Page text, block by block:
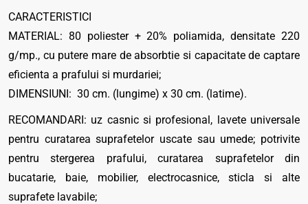
CARACTERISTICI
MATERIAL: 80 poliester + 20% poliamida, densitate 220
g/mp., cu putere mare de absorbtie si capacitate de captare
eficienta a prafului si murdariei;
DIMENSIUNI: 30 cm. (lungime) x 30 cm. (latime).
RECOMANDARI: uz casnic si profesional, lavete universale
pentru curatarea suprafetelor uscate sau umede; potrivite
pentru stergerea prafului, curatarea suprafetelor din
bucatarie, baie, mobilier, electrocasnice, sticla si alte
suprafete lavabile;